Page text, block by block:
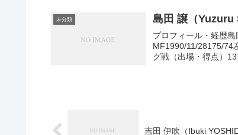
未分類 島田 譲（Yuzuru
プロフィール・経歴
MF1990/11/28175/74
グ戦（出場・得点）
吉田 伊吹（Ibuki